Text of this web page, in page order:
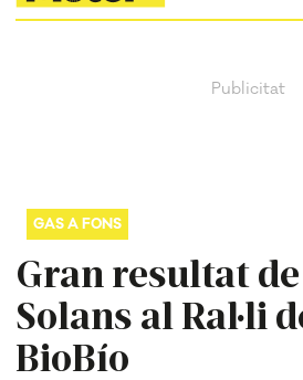
Gran resultat de
Solans al Ral·li
BioBío
GAS A FONS